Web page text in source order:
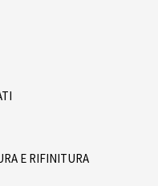
E RIFINITURA